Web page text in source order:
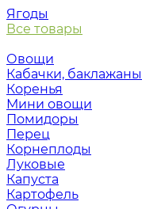
Ягоды
Все товары
Овощи
Кабачки, баклажаны
Коренья
Мини овощи
Помидоры
Перец
Корнеплоды
Луковые
Капуста
Картофель